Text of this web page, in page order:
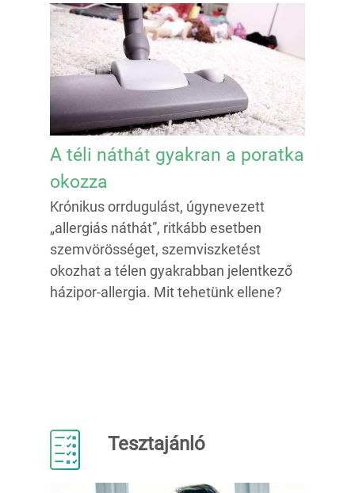
A téli náthát gyakran a poratka
okozza
Krónikus orrdugulást, úgynevezett
„allergiás náthát”, ritkább esetben
szemvörösséget, szemviszketést
okozhat a télen gyakrabban jelentkező
házipor-allergia. Mit tehetünk ellene?
Tesztajánló